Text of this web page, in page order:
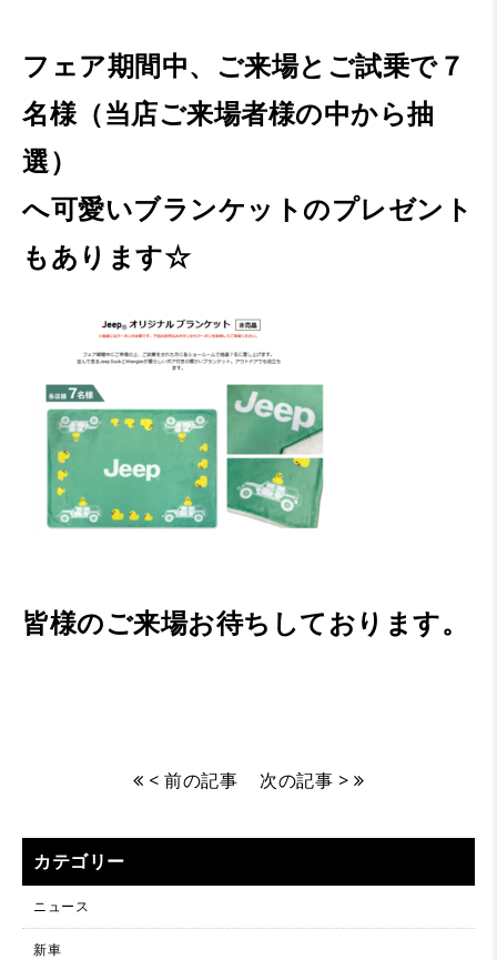
フェア期間中、ご来場とご試乗で７
名様（当店ご来場者様の中から抽
選）
へ可愛いブランケットのプレゼント
もあります☆
皆様のご来場お待ちしております。
< 前の記事 次の記事 >
カテゴリー
ニュース
新車